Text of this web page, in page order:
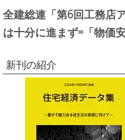
全建総連「第6回工務店
は十分に進まず=「物価
新刊の紹介